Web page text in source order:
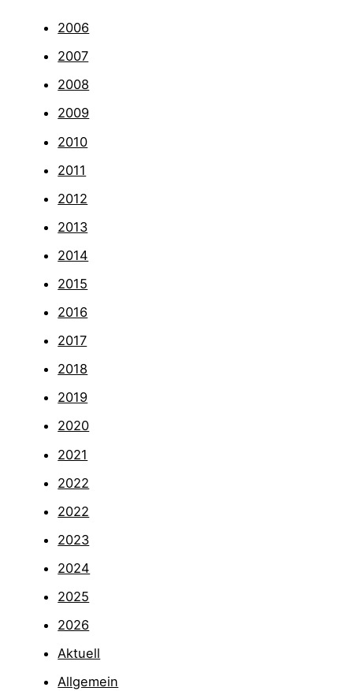
2006
2007
2008
2009
2010
2011
2012
2013
2014
2015
2016
2017
2018
2019
2020
2021
2022
2022
2023
2024
2025
2026
Aktuell
Allgemein